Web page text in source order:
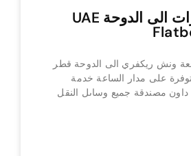
سطحة الامارات الى الدوحة UAE
ونش ريكفري الى الدوحة قطر
على مدار الساعة خدمة
مصندقة جميع وساىل النقل